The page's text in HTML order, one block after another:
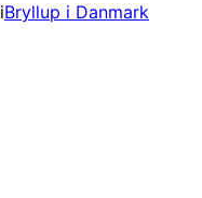
iBryllup i Danmark